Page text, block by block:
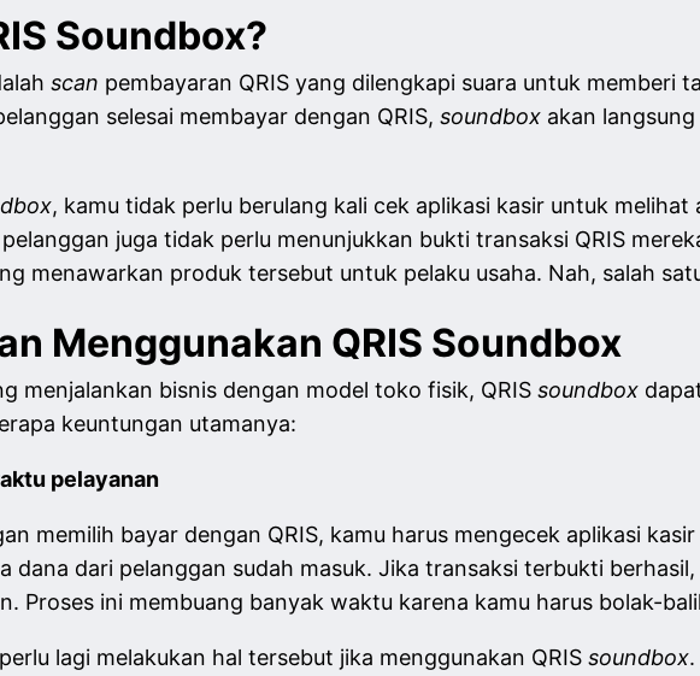
Soundbox?
scan pembayaran QRIS yang dilengkapi suara untuk memberi
selesai membayar dengan QRIS, soundbox akan
, kamu tidak perlu berulang kali cek aplikasi kasir untuk
juga tidak perlu menunjukkan bukti transaksi QRIS
menawarkan produk tersebut untuk pelaku usaha. Nah, salah
Menggunakan QRIS Soundbox
menjalankan bisnis dengan model toko fisik, QRIS soundbox
keuntungan utamanya:
pelayanan
memilih bayar dengan QRIS, kamu harus mengecek aplikasi kasir
dana dari pelanggan sudah masuk. Jika transaksi terbukti
Proses ini membuang banyak waktu karena kamu harus bolak-
lagi melakukan hal tersebut jika menggunakan QRIS soundbox.